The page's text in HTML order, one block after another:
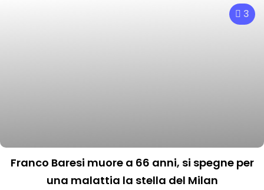
3
Franco Baresi muore a 66 anni, si spegne per
una malattia la stella del Milan